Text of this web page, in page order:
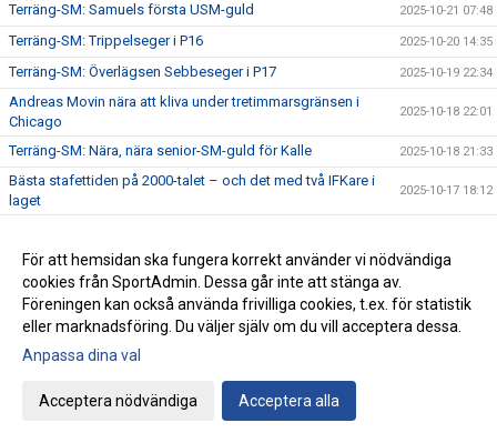
Terräng-SM: Samuels första USM-guld 2025-10-21 07:48
Terräng-SM: Trippelseger i P16 2025-10-20 14:35
Terräng-SM: Överlägsen Sebbeseger i P17 2025-10-19 22:34
Andreas Movin nära att kliva under tretimmarsgränsen i
Chicago
2025-10-18 22:01
Terräng-SM: Nära, nära senior-SM-guld för Kalle 2025-10-18 21:33
Bästa stafettiden på 2000-talet – och det med två IFKare i
laget
2025-10-17 18:12
Ebba 19:02 i 5 km-loppet i Fort Worth i Texas 2025-10-15 08:09
Lidingö trea i Klubbkampen 2025-10-14 09:31
Årets medlemsdag genomförd Lördagen den 11:e oktober
2025-10-13 09:10
Låt oss presentera vår nya - Elitkommitté!
För att hemsidan ska fungera korrekt använder vi nödvändiga
cookies från SportAdmin. Dessa går inte att stänga av.
Föreningen kan också använda frivilliga cookies, t.ex. för statistik
eller marknadsföring. Du väljer själv om du vill acceptera dessa.
Anpassa dina val
Acceptera nödvändiga Acceptera alla